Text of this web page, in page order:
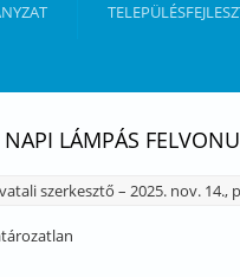
LÁMPÁS
szerkesztő – 2025. nov. 14.,